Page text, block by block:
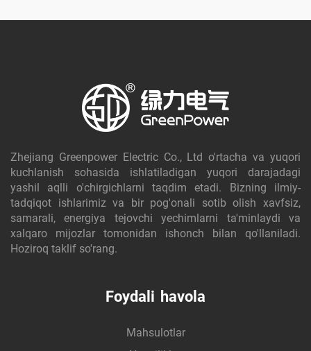
Zhejiang Greenpower Electric Co., Ltd o'rtacha va yuqori
kuchlanish sohasida ishlatiladigan yuqori darajadagi
yashil aqlli o'chirgichlarni taqdim etadi. Bizning ilmiy-
tadqiqot ishlarimiz va bir pog'onali sotib olish xavfsiz,
samarali, energiya tejovchi yechimlarni ta'minlaydi va
xalqaro mijozlar tomonidan ishonch bilan qo'llaniladi.
Hoziroq taklif so'rang.
Foydali havola
Mahsulotlar